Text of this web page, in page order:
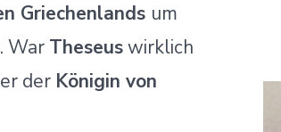
Griechenlands um
. War Theseuswirklich
der Königin von